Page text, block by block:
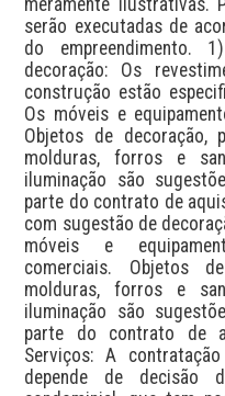
serão executadas de
do empreendimento.
decoração: Os
construção estão
Os móveis e
Objetos de decoração,
molduras, forros e
iluminação são
parte do contrato de
com sugestão de
móveis e
comerciais. Objetos
molduras, forros e
iluminação são
parte do contrato de
Serviços: A
depende de decisão